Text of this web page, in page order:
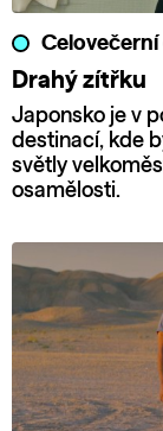
Drahý zítřku
Japonsko je v
destinací, kde
světly
osamělosti.